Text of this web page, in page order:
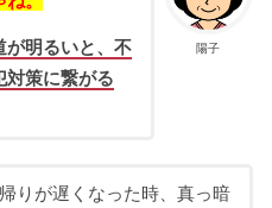
陽子
が明るいと、不
対策に繋がる
りが遅くなった時、真っ暗